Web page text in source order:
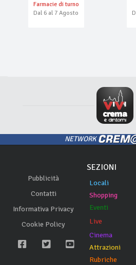
Farmacie di turno
Dal 6 al 7 Agosto
NETWORK
Pubblicità
Contatti
Informativa Privacy
Cookie Policy
SEZIONI
Locali
Shopping
Eventi
Live
Cinema
Attrazioni
Rubriche